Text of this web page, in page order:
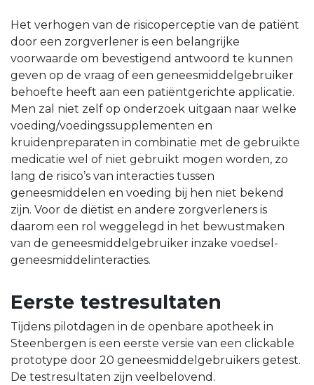
Het verhogen van de risicoperceptie van de patiënt
door een zorgverlener is een belangrijke
voorwaarde om bevestigend antwoord te kunnen
geven op de vraag of een geneesmiddelgebruiker
behoefte heeft aan een patiëntgerichte applicatie.
Men zal niet zelf op onderzoek uitgaan naar welke
voeding/voedingssupplementen en
kruidenpreparaten in combinatie met de gebruikte
medicatie wel of niet gebruikt mogen worden, zo
lang de risico’s van interacties tussen
geneesmiddelen en voeding bij hen niet bekend
zijn. Voor de diëtist en andere zorgverleners is
daarom een rol weggelegd in het bewustmaken
van de geneesmiddelgebruiker inzake voedsel-
geneesmiddelinteracties.
Eerste testresultaten
Tijdens pilotdagen in de openbare apotheek in
Steenbergen is een eerste versie van een clickable
prototype door 20 geneesmiddelgebruikers getest.
De testresultaten zijn veelbelovend.